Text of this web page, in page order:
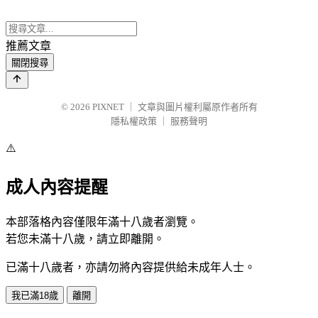
推薦文章
關閉搜尋
© 2026 PIXNET
文章與圖片權利屬原作者所有
隱私權政策
服務聲明
⚠️
成人內容提醒
本部落格內容僅限年滿十八歲者瀏覽。
若您未滿十八歲，請立即離開。
已滿十八歲者，亦請勿將內容提供給未成年人士。
我已滿18歲 離開